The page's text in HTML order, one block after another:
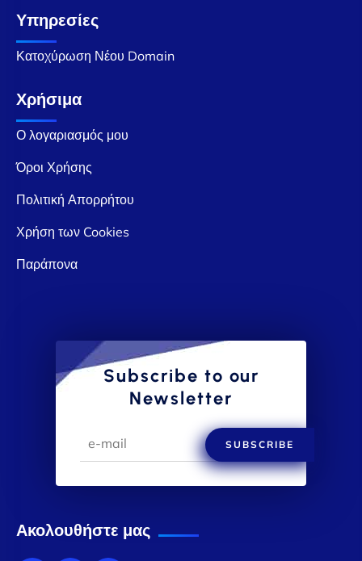
Υπηρεσίες
Κατοχύρωση Νέου Domain
Χρήσιμα
Ο λογαριασμός μου
Όροι Χρήσης
Πολιτική Απορρήτου
Χρήση των Cookies
Παράπονα
Subscribe to our
Newsletter
SUBSCRIBE
Ακολουθήστε μας